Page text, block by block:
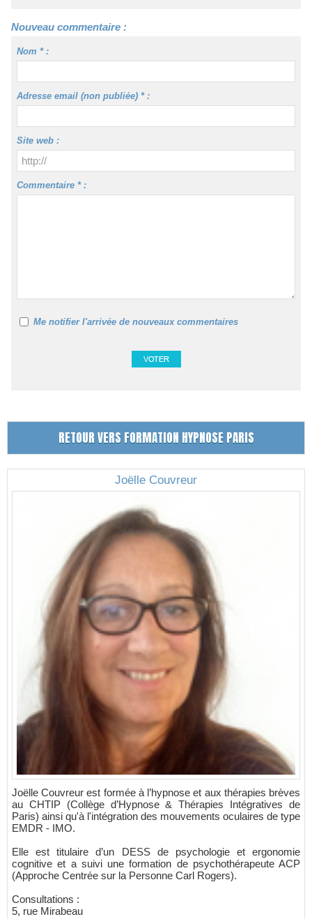
Nouveau commentaire :
Nom * :
Adresse email (non publiée) * :
Site web :
Commentaire * :
Me notifier l'arrivée de nouveaux commentaires
RETOUR VERS FORMATION HYPNOSE PARIS
Joëlle Couvreur
Joëlle Couvreur est formée à l’hypnose et aux thérapies brèves
au CHTIP (Collège d’Hypnose & Thérapies Intégratives de
Paris) ainsi qu'à l'intégration des mouvements oculaires de type
EMDR - IMO.
Elle est titulaire d’un DESS de psychologie et ergonomie
cognitive et a suivi une formation de psychothérapeute ACP
(Approche Centrée sur la Personne Carl Rogers).
Consultations :
5, rue Mirabeau